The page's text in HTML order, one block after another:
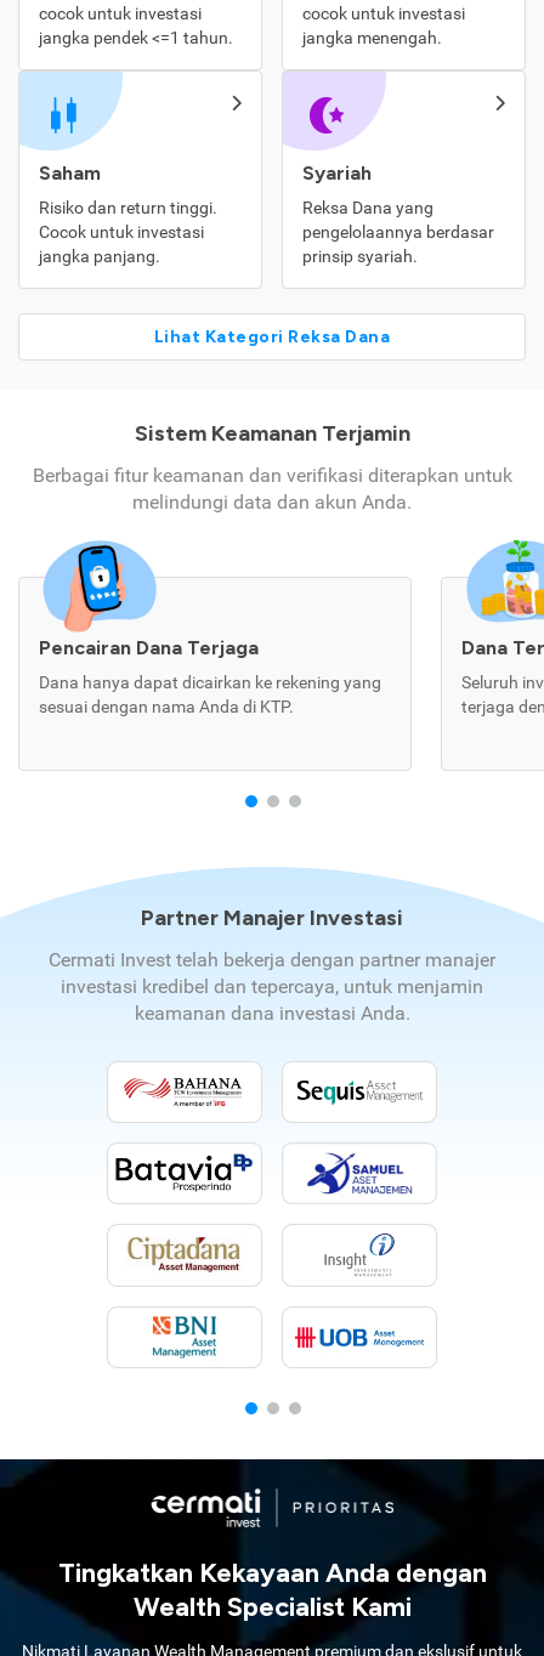
cocok untuk investasi
jangka pendek <=1 tahun.
cocok untuk investasi
jangka menengah.
Saham
Risiko dan return tinggi.
Cocok untuk investasi
jangka panjang.
Syariah
Reksa Dana yang
pengelolaannya berdasar
prinsip syariah.
Lihat Kategori Reksa Dana
Sistem Keamanan Terjamin
Berbagai fitur keamanan dan verifikasi diterapkan untuk
melindungi data dan akun Anda.
Pencairan Dana Terjaga
Dana hanya dapat dicairkan ke rekening yang
sesuai dengan nama Anda di KTP.
Dana
Seluruh
terjaga
Partner Manajer Investasi
Cermati Invest telah bekerja dengan partner manajer
investasi kredibel dan tepercaya, untuk menjamin
keamanan dana investasi Anda.
Tingkatkan Kekayaan Anda dengan
Wealth Specialist Kami
Nikmati Layanan Wealth Management premium dan ekslusif untuk